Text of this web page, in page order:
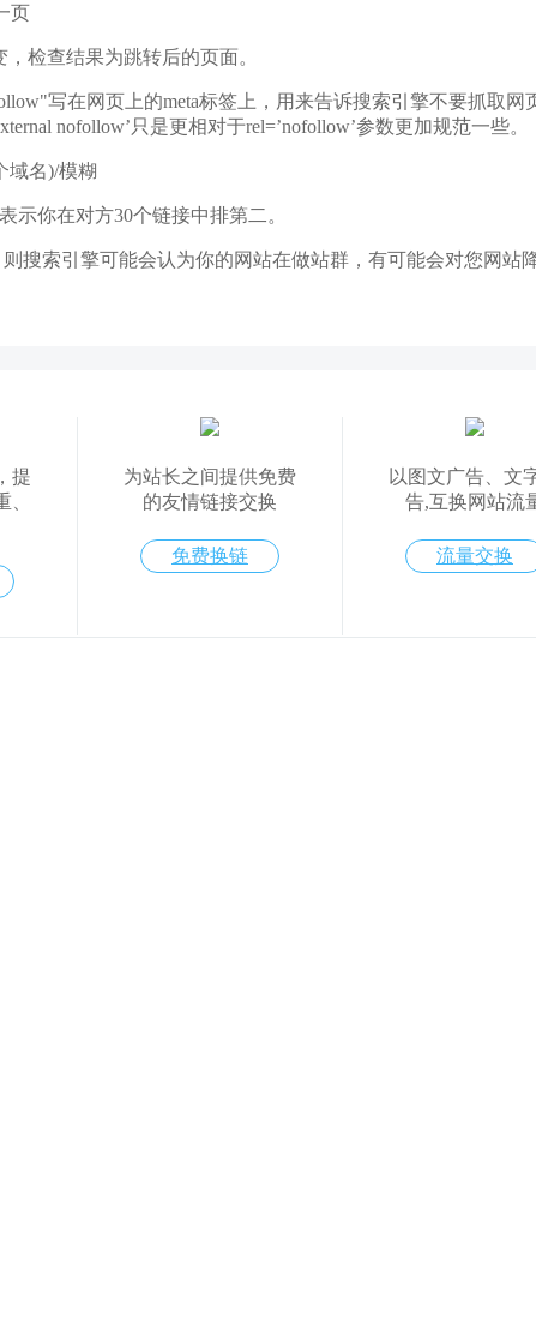
页
检查结果为跳转后的页面。
写在网页上的meta标签上，用来告诉搜索引擎不要抓取
nofollow’只是更相对于rel=’nofollow’参数更加规范一些。
域名)/模糊
示你在对方30个链接中排第二。
搜索引擎可能会认为你的网站在做站群，有可能会对您网站
提
为站长之间提供免费
的友情链接交换
免费换链
以图文广告、文
告,互换网站流
流量交换